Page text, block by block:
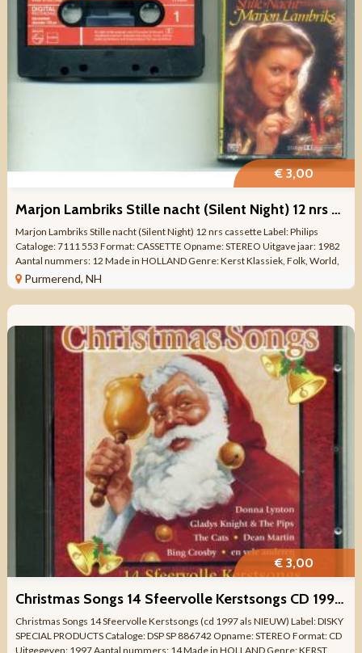
€ 3,00
Marjon Lambriks Stille nacht (Silent Night) 12 nrs cassette
Marjon Lambriks Stille nacht (Silent Night) 12 nrs cassette Label: Philips
Cataloge: 7111 553 Format: CASSETTE Opname: STEREO Uitgave jaar: 1982
Aantal nummers: 12 Made in HOLLAND Genre: Kerst Klassiek, Folk, World,
& Country ...
Purmerend, NH
€ 3,00
Christmas Songs 14 Sfeervolle Kerstsongs CD 1997 ZGAN
Christmas Songs 14 Sfeervolle Kerstsongs (cd 1997 als NIEUW) Label: DISKY
SPECIAL PRODUCTS Cataloge: DSP SP 886742 Opname: STEREO Format: CD
Uitgegeven: 1997 Aantal nummers: 14 Made in HOLLAND Genre: KERST